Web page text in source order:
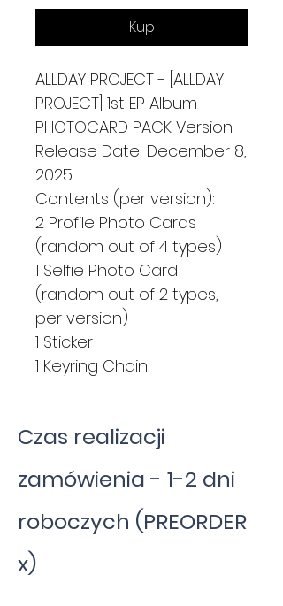
Kup
ALLDAY PROJECT - [ALLDAY
PROJECT] 1st EP Album
PHOTOCARD PACK Version
Release Date: December 8,
2025
Contents (per version):
2 Profile Photo Cards
(random out of 4 types)
1 Selfie Photo Card
(random out of 2 types,
per version)
1 Sticker
1 Keyring Chain
Czas realizacji
zamówienia - 1-2 dni
roboczych (PREORDER
x)